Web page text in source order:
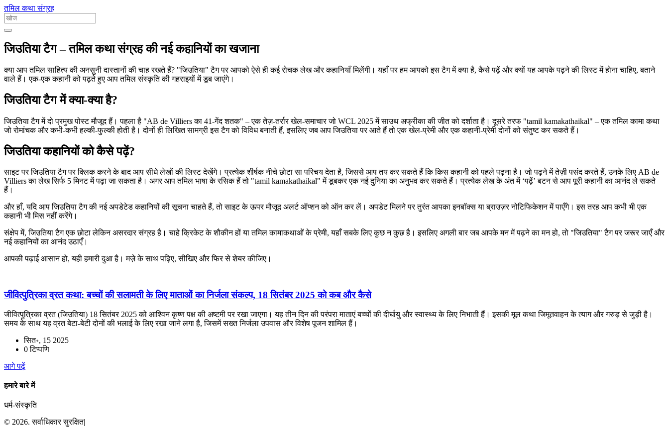
तमिल कथा संग्रह
जिउतिया टैग – तमिल कथा संग्रह की नई कहानियों का खजाना
क्या आप तमिल साहित्य की अनसुनी दास्तानों की चाह रखते हैं? "जिउतिया" टैग पर आपको ऐसे ही कई रोचक लेख और कहानियाँ मिलेंगी। यहाँ पर हम आपको इस टैग में क्या है, कैसे पढ़ें और क्यों यह आपके पढ़ने की लिस्ट में होना चाहिए, बताने
वाले हैं। एक-एक कहानी को पढ़ते हुए आप तमिल संस्कृति की गहराइयों में डूब जाएंगे।
जिउतिया टैग में क्या-क्या है?
जिउतिया टैग में दो प्रमुख पोस्ट मौजूद हैं। पहला है "AB de Villiers का 41-गेंद शतक" – एक तेज़-तर्रार खेल-समाचार जो WCL 2025 में साउथ अफ्रीका की जीत को दर्शाता है। दूसरे तरफ "tamil kamakathaikal" – एक तमिल कामा कथा
जो रोमांचक और कभी‑कभी हल्की‑फुल्की होती है। दोनों ही लिखित सामग्री इस टैग को विविध बनाती हैं, इसलिए जब आप जिउतिया पर आते हैं तो एक खेल‑प्रेमी और एक कहानी‑प्रेमी दोनों को संतुष्ट कर सकते हैं।
जिउतिया कहानियों को कैसे पढ़ें?
साइट पर जिउतिया टैग पर क्लिक करने के बाद आप सीधे लेखों की लिस्ट देखेंगे। प्रत्येक शीर्षक नीचे छोटा सा परिचय देता है, जिससे आप तय कर सकते हैं कि किस कहानी को पहले पढ़ना है। जो पढ़ने में तेज़ी पसंद करते हैं, उनके लिए AB de
Villiers का लेख सिर्फ 5 मिनट में पढ़ा जा सकता है। अगर आप तमिल भाषा के रसिक हैं तो "tamil kamakathaikal" में डूबकर एक नई दुनिया का अनुभव कर सकते हैं। प्रत्येक लेख के अंत में ‘पढ़ें’ बटन से आप पूरी कहानी का आनंद ले सकते
हैं।
और हाँ, यदि आप जिउतिया टैग की नई अपडेटेड कहानियों की सूचना चाहते हैं, तो साइट के ऊपर मौजूद अलर्ट ऑप्शन को ऑन कर लें। अपडेट मिलने पर तुरंत आपका इनबॉक्स या ब्राउज़र नोटिफिकेशन में पाएँगे। इस तरह आप कभी भी एक
कहानी भी मिस नहीं करेंगे।
संक्षेप में, जिउतिया टैग एक छोटा लेकिन असरदार संग्रह है। चाहे क्रिकेट के शौकीन हों या तमिल कामाकथाओं के प्रेमी, यहाँ सबके लिए कुछ न कुछ है। इसलिए अगली बार जब आपके मन में पढ़ने का मन हो, तो "जिउतिया" टैग पर जरूर जाएँ और
नई कहानियों का आनंद उठाएँ।
आपकी पढ़ाई आसान हो, यही हमारी दुआ है। मज़े के साथ पढ़िए, सीखिए और फिर से शेयर कीजिए।
जीवित्पुत्रिका व्रत कथा: बच्चों की सलामती के लिए माताओं का निर्जला संकल्प, 18 सितंबर 2025 को कब और कैसे
जीवित्पुत्रिका व्रत (जिउतिया) 18 सितंबर 2025 को आश्विन कृष्ण पक्ष की अष्टमी पर रखा जाएगा। यह तीन दिन की परंपरा माताएं बच्चों की दीर्घायु और स्वास्थ्य के लिए निभाती हैं। इसकी मूल कथा जिमूतवाहन के त्याग और गरुड़ से जुड़ी है।
समय के साथ यह व्रत बेटा-बेटी दोनों की भलाई के लिए रखा जाने लगा है, जिसमें सख्त निर्जला उपवास और विशेष पूजन शामिल हैं।
सित॰, 15 2025
0 टिप्पणि
आगे पढ़ें
हमारे बारे में
धर्म-संस्कृति
© 2026. सर्वाधिकार सुरक्षित|